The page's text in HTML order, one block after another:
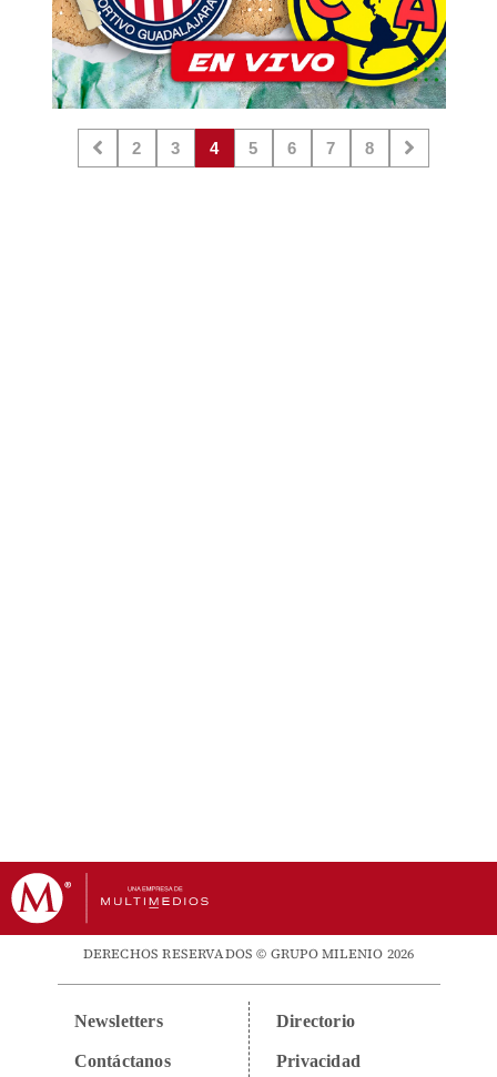
2 3 4 5 6 7 8
DERECHOS RESERVADOS © GRUPO MILENIO 2026
Newsletters
Contáctanos
Directorio
Privacidad